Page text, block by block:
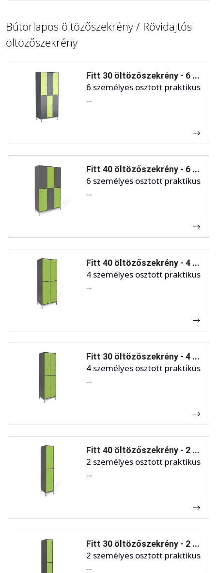
Bútorlapos öltözőszekrény / Rövidajtós
öltözőszekrény
Fitt 30 öltözőszekrény - 6 ...
6 személyes osztott praktikus
...
Fitt 40 öltözőszekrény - 6 ...
6 személyes osztott praktikus
...
Fitt 40 öltözőszekrény - 4 ...
4 személyes osztott praktikus
...
Fitt 30 öltözőszekrény - 4 ...
4 személyes osztott praktikus
...
Fitt 40 öltözőszekrény - 2 ...
2 személyes osztott praktikus
...
Fitt 30 öltözőszekrény - 2 ...
2 személyes osztott praktikus
...